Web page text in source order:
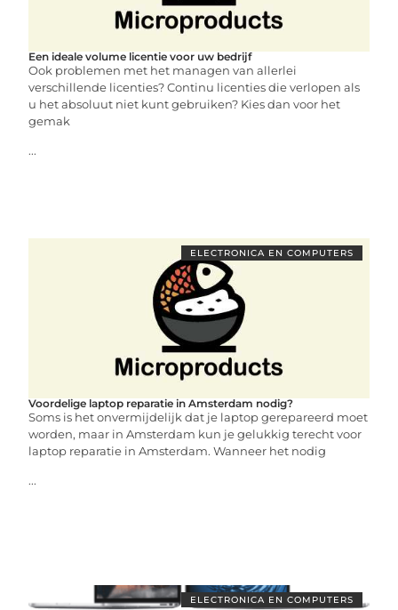
Een ideale volume licentie voor uw bedrijf
Ook problemen met het managen van allerlei
verschillende licenties? Continu licenties die verlopen als
u het absoluut niet kunt gebruiken? Kies dan voor het
gemak
...
ELECTRONICA EN COMPUTERS
Voordelige laptop reparatie in Amsterdam nodig?
Soms is het onvermijdelijk dat je laptop gerepareerd moet
worden, maar in Amsterdam kun je gelukkig terecht voor
laptop reparatie in Amsterdam. Wanneer het nodig
...
ELECTRONICA EN COMPUTERS